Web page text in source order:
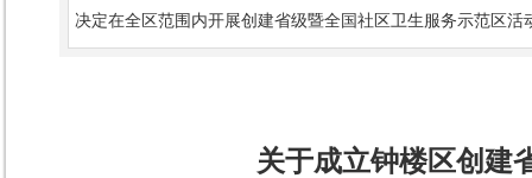
决定在全区范围内开展创建省级暨全国社区卫生服务示范区
关于成立钟楼区创建